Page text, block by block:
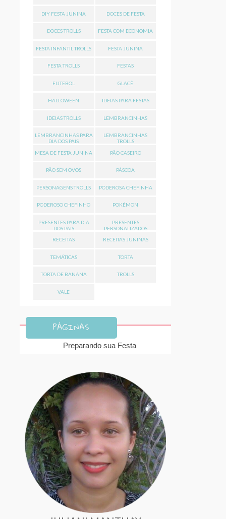
DIY FESTA JUNINA DOCES DE FESTA
DOCES TROLLS FESTA COM ECONOMIA
FESTA INFANTIL TROLLS FESTA JUNINA
FESTA TROLLS FESTAS
FUTEBOL GLACÊ
HALLOWEEN IDEIAS PARA FESTAS
IDEIAS TROLLS LEMBRANCINHAS
LEMBRANCINHAS PARA
DIA DOS PAIS
LEMBRANCINHAS
TROLLS
MESA DE FESTA JUNINA
PÃO CASEIRO
PÃO SEM OVOS PÁSCOA
PERSONAGENS TROLLS PODEROSA CHEFINHA
PODEROSO CHEFINHO POKÉMON
PRESENTES PARA DIA
DOS PAIS
PRESENTES
PERSONALIZADOS
RECEITAS
RECEITAS JUNINAS
TEMÁTICAS TORTA
TORTA DE BANANA TROLLS
VALE
PÁGINAS
Preparando sua Festa